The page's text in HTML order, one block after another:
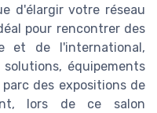
d'élargir votre réseau
pour rencontrer des
et de l'international,
équipements
des expositions de
lors de ce salon